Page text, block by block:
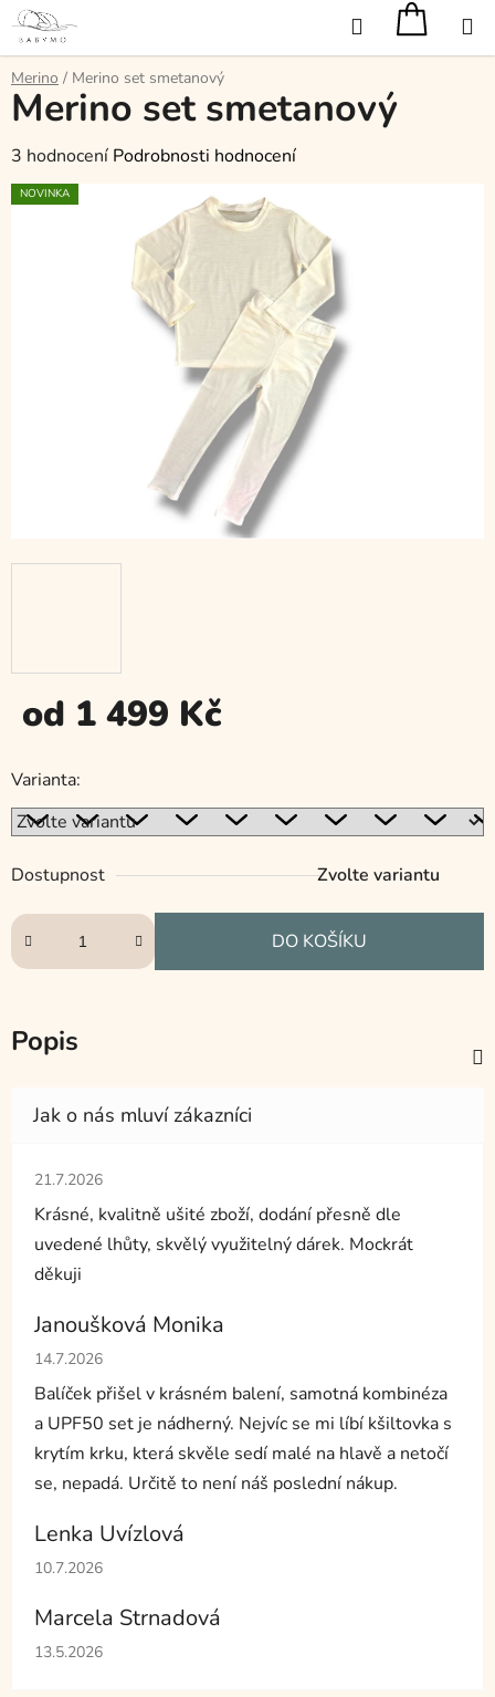
Přejít
obsah
Hledat
Merino / Merino set smetanový
od 1 499 Kč
cena:
Varianta:
Dostupnost Zvolte variantu
DO KOŠÍKU
Merino set smetanový
Průměrné
hodnocení
3 hodnocení Podrobnosti hodnocení
NOVINKA
Popis
Hodnocení obchodu je 5 z 5 hvězdiček.
21.7.2026
Krásné, kvalitně ušité zboží, dodání přesně dle
uvedené lhůty, skvělý využitelný dárek. Mockrát
děkuji
Janoušková Monika
Hodnocení obchodu je 5 z 5 hvězdiček.
14.7.2026
Balíček přišel v krásném balení, samotná kombinéza
a UPF50 set je nádherný. Nejvíc se mi líbí kšiltovka s
krytím krku, která skvěle sedí malé na hlavě a netočí
se, nepadá. Určitě to není náš poslední nákup.
Lenka Uvízlová
Hodnocení obchodu je 5 z 5 hvězdiček.
10.7.2026
Marcela Strnadová
Hodnocení obchodu je 5 z 5 hvězdiček.
13.5.2026